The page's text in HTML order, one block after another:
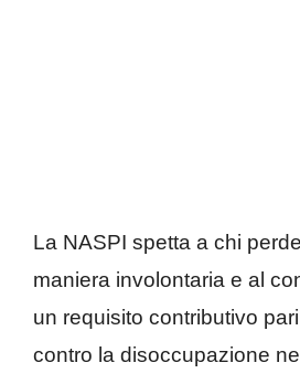
La NASPI spetta a chi
maniera involontaria e al
un requisito contributivo
contro la disoccupazione